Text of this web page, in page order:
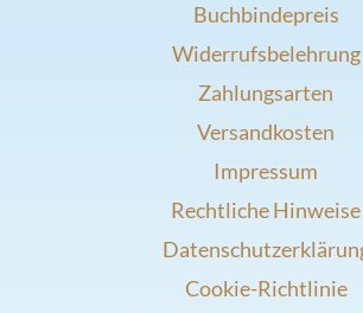
Buchbindepreis
Widerrufsbelehrung
Zahlungsarten
Versandkosten
Impressum
Rechtliche Hinweise
Cookie-Richtlinie